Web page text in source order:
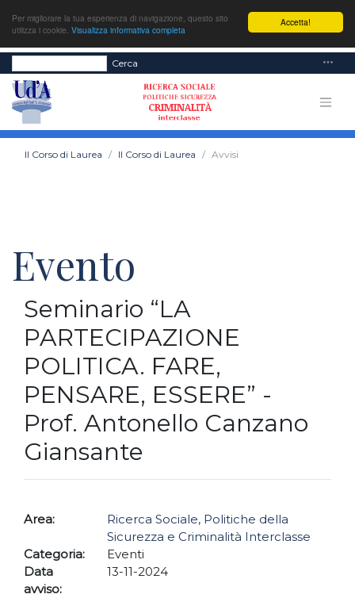
Accetta!
Per migliorare la tua esperienza di navigazione, questo sito
utilizza i cookie. Visualizza informativa completa
Cerca
Il Corso di Laurea Il Corso di Laurea Avvisi
Evento
Seminario “LA
PARTECIPAZIONE
POLITICA. FARE,
PENSARE, ESSERE” -
Prof. Antonello Canzano
Giansante
Area:
Ricerca Sociale, Politiche della
Sicurezza e Criminalità Interclasse
Categoria:
Eventi
Data
avviso:
13-11-2024